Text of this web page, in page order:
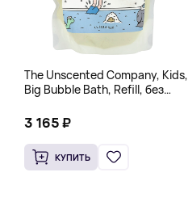
The Unscented Company, Kids,
Big Bubble Bath, Refill, без
Унции)
3 165 ₽
КУПИТЬ